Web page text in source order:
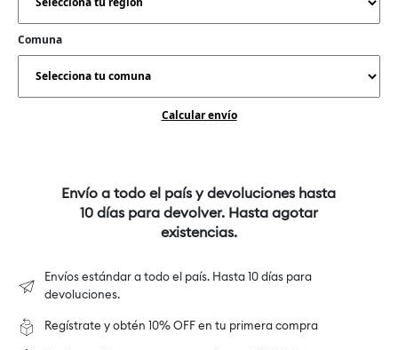
Comuna
Calcular envío
Envío a todo el país y devoluciones hasta
10 días para devolver. Hasta agotar
existencias.
Envíos estándar a todo el país. Hasta 10 días para
devoluciones.
Regístrate y obtén 10% OFF en tu primera compra